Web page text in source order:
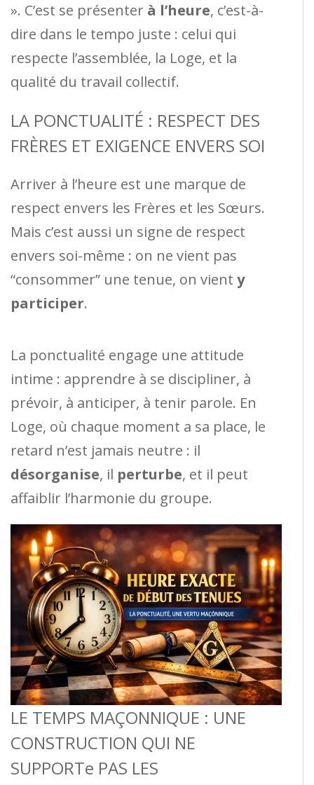
». C’est se présenter à l’heure, c’est-à-
dire dans le tempo juste : celui qui
respecte l’assemblée, la Loge, et la
qualité du travail collectif.
LA PONCTUALITÉ : RESPECT DES
FRÈRES ET EXIGENCE ENVERS SOI
Arriver à l’heure est une marque de
respect envers les Frères et les Sœurs.
Mais c’est aussi un signe de respect
envers soi-même : on ne vient pas
“consommer” une tenue, on vient y
participer.
La ponctualité engage une attitude
intime : apprendre à se discipliner, à
prévoir, à anticiper, à tenir parole. En
Loge, où chaque moment a sa place, le
retard n’est jamais neutre : il
désorganise, il perturbe, et il peut
affaiblir l’harmonie du groupe.
LE TEMPS MAÇONNIQUE : UNE
CONSTRUCTION QUI NE
SUPPORTe PAS LES